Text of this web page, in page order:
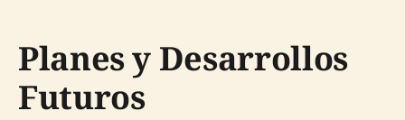
Planes y Desarrollos
Futuros